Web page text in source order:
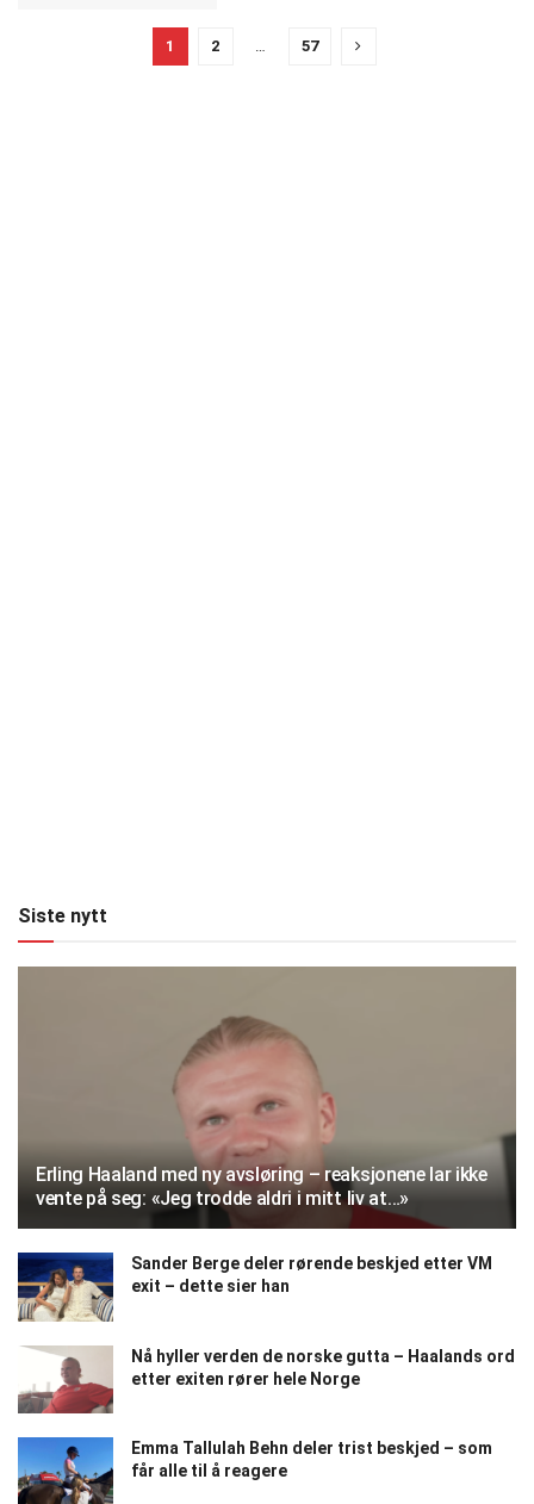
1 2 … 57
Siste nytt
Erling Haaland med ny avsløring – reaksjonene lar ikke
vente på seg: «Jeg trodde aldri i mitt liv at…»
Sander Berge deler rørende beskjed etter VM
exit – dette sier han
Nå hyller verden de norske gutta – Haalands ord
etter exiten rører hele Norge
Emma Tallulah Behn deler trist beskjed – som
får alle til å reagere